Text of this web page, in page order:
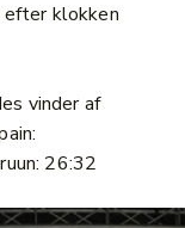
klokken
vinder af
26:32